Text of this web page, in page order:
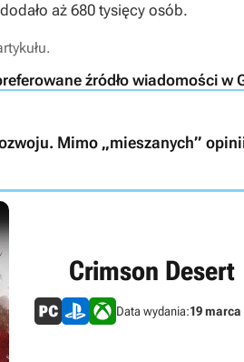
aż 680 tysięcy osób.
źródło wiadomości w
Mimo „mieszanych”
Crimson Desert
Data wydania:19 marca